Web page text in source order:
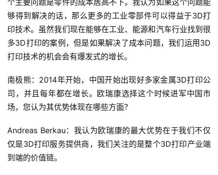
够得到解决的话，那么更多的工业零部件可以得益于3D打
印技术。虽然我们现在能够在工业、能源和汽车行业找到很
多3D打印的案例，但是如果解决了成本问题，我们运用3D
打印技术的机会会有爆发式的增长。
南极熊：2014年开始，中国开始出现好多家金属3D打印公
司，并且每年都在增长。欧瑞康选择这个时候进军中国市
场，您认为其优势体现在哪些方面？
Andreas Berkau：我认为欧瑞康的最大优势在于我们不仅
仅是3D打印服务提供商，我们关注的是整个3D打印产业端
到端的价值链。